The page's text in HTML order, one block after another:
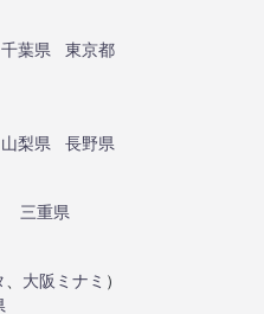
千葉県
東京都
山梨県
長野県
三重県
大阪ミナミ ）